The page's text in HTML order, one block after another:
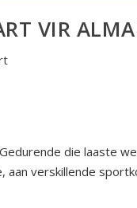
VIR
die laaste
aan verskillende